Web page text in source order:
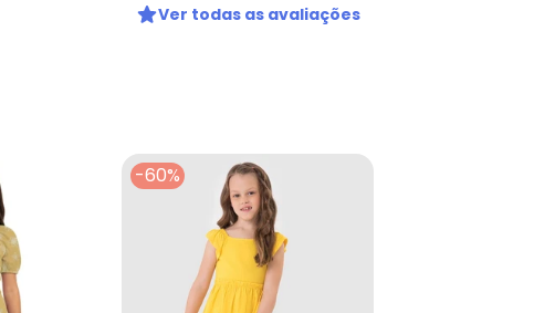
Ver todas as avaliações
-60%